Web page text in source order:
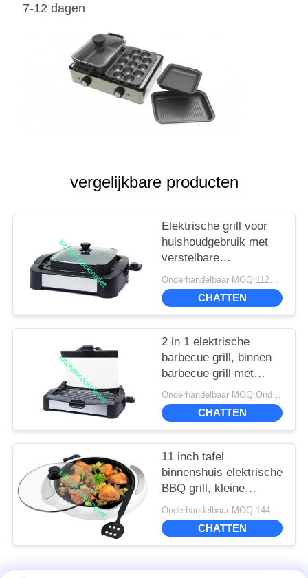
7-12 dagen
vergelijkbare producten
Elektrische grill voor
huishoudgebruik met
verstelbare
thermostaatregeling
Onderhandelbaar MOQ:1124 STUKS
CHATTEN
2 in 1 elektrische
barbecue grill, binnen
barbecue grill met
afneembare
afneembare plaat
Onderhandelbaar MOQ:Onderhandeld
CHATTEN
11 inch tafel
binnenshuis elektrische
BBQ grill, kleine
binnenshuis grill met
olie druppelbak
CHATTEN